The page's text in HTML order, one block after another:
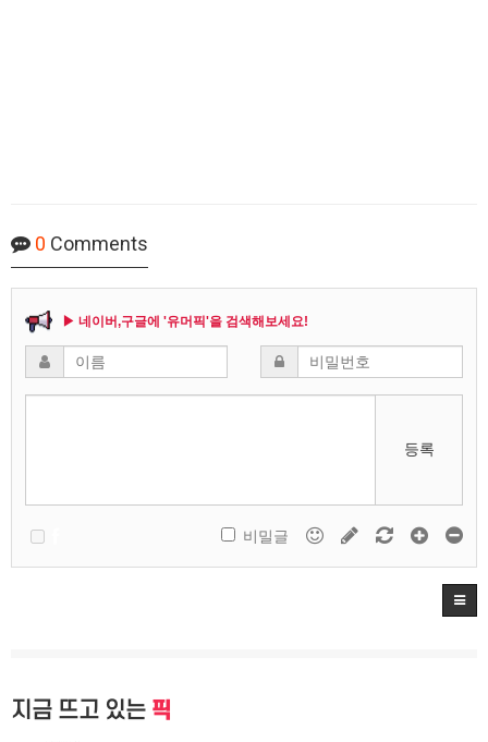
0 Comments
▶ 네이버,구글에 '유머픽'을 검색해보세요!
등록
비밀글
지금 뜨고 있는 픽